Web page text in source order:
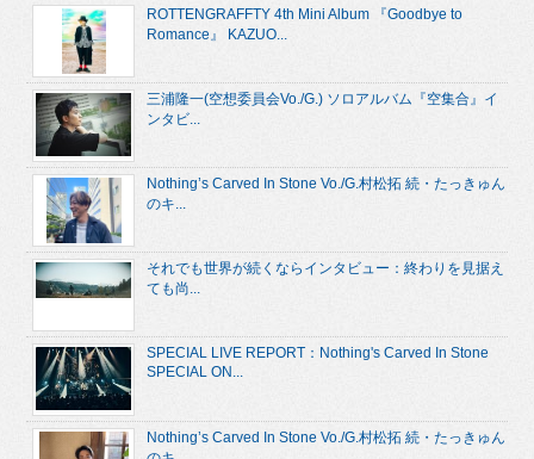
ROTTENGRAFFTY 4th Mini Album 『Goodbye to
Romance』 KAZUO...
三浦隆一(空想委員会Vo./G.) ソロアルバム『空集合』イ
ンタビ...
Nothing’s Carved In Stone Vo./G.村松拓 続・たっきゅん
のキ...
それでも世界が続くならインタビュー：終わりを見据え
ても尚...
SPECIAL LIVE REPORT：Nothing's Carved In Stone
SPECIAL ON...
Nothing’s Carved In Stone Vo./G.村松拓 続・たっきゅん